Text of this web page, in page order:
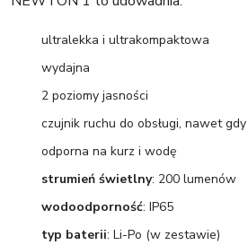
ultralekka i ultrakompaktowa
wydajna
2 poziomy jasności
czujnik ruchu do obsługi, nawet
odporna na kurz i wodę
strumień świetlny: 200 lumenów
wodoodporność: IP65
typ baterii: Li-Po (w zestawie)